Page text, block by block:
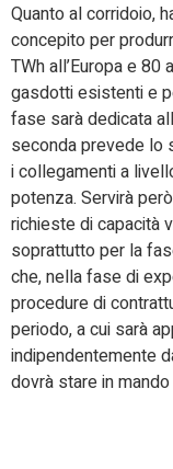
Quanto al corridoio,
concepito per
TWh all’Europa e 80
gasdotti esistenti e
fase sarà dedicata
seconda prevede lo
i collegamenti a
potenza. Servirà
richieste di capacità
soprattutto per la
che, nella fase di
procedure di
periodo, a cui sarà
indipendentemente
dovrà stare in